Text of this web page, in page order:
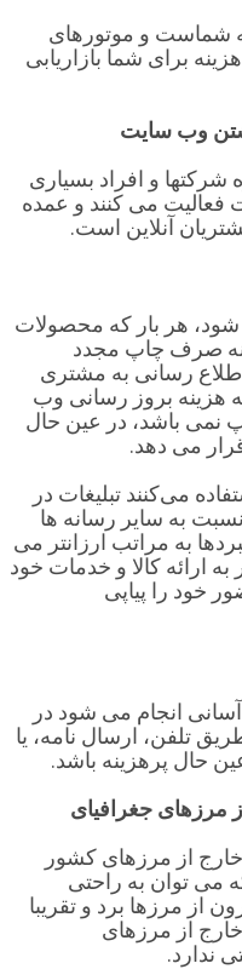
بازاریاب ۲۴ ساعته شماست و موتورهای
برای شما بازاریابی
وب سایت
شرکتها و افراد بسیاری
می کنند و عمده
آنلاین است.
هر بار که محصولات
صرف چاپ مجدد
رسانی به مشتری
هزینه بروز رسانی وب
نمی باشد، در عین حال
می دهد.
می‌کنند تبلیغات در
به سایر رسانه ها
به مراتب ارزانتر می
ارائه کالا و خدمات خود
خود را پیاپی
انجام می شود در
تلفن، ارسال نامه، یا
حال پرهزینه باشد.
مرزهای جغرافیای
خارج از مرزهای کشور
می توان به راحتی
از مرزها برد و تقریبا
از مرزهای
ندارد.